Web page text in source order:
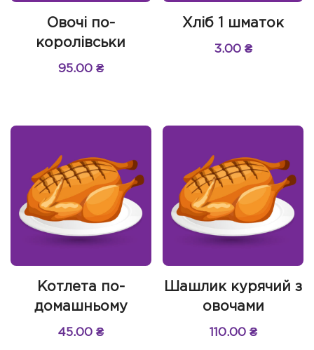
Овочі по-
королівськи
95.00 ₴
Хліб 1 шматок
3.00 ₴
Котлета по-
домашньому
45.00₴
Шашлик курячий з
овочами
110.00 ₴